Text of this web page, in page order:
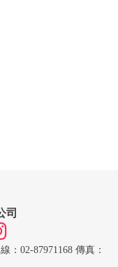
司
：02-87971168 傳真：